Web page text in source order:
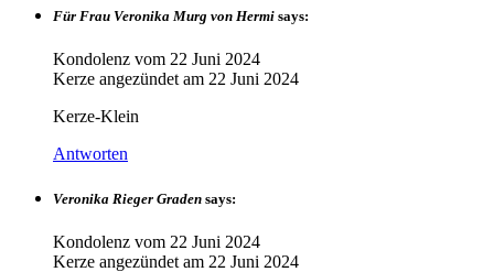
Für Frau Veronika Murg von Hermi says:
Kondolenz vom 22 Juni 2024
Kerze angezündet am 22 Juni 2024
Kerze-Klein
Antworten
Veronika Rieger Graden says:
Kondolenz vom 22 Juni 2024
Kerze angezündet am 22 Juni 2024